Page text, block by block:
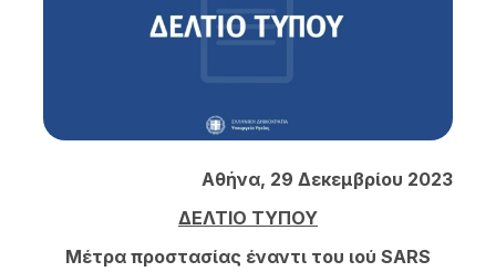
Αθήνα, 29 Δεκεμβρίου 2023
ΔΕΛΤΙΟ ΤΥΠΟΥ
Μέτρα προστασίας έναντι του ιού SARS